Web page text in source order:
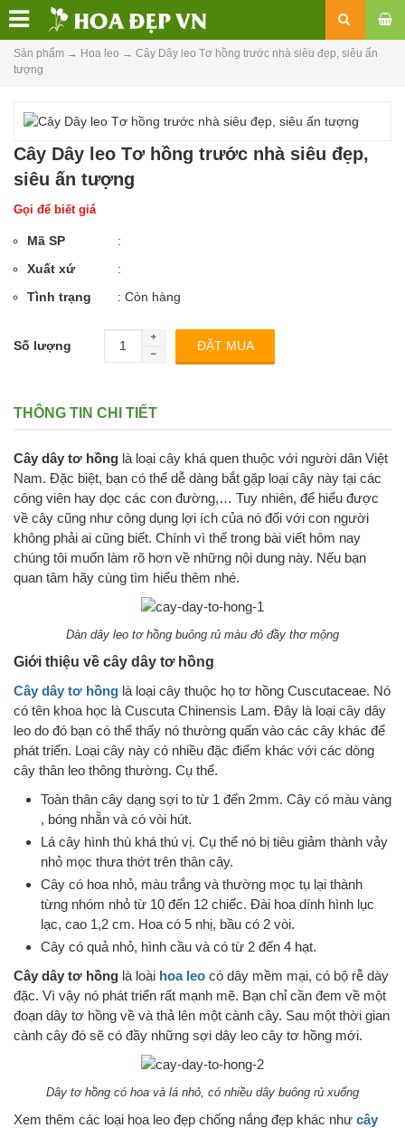
Sản phẩm → Hoa leo → Cây Dây leo Tơ hồng trước nhà siêu đẹp, siêu ấn
tượng
Cây Dây leo Tơ hồng trước nhà siêu đẹp,
siêu ấn tượng
Gọi để biết giá
Mã SP
:
Xuất xứ
:
Tình trạng
: Còn hàng
Số lượng
THÔNG TIN CHI TIẾT
Cây dây tơ hồng là loại cây khá quen thuộc với người dân Việt
Nam. Đặc biệt, bạn có thể dễ dàng bắt gặp loại cây này tại các
công viên hay dọc các con đường,… Tuy nhiên, để hiểu được
về cây cũng như công dụng lợi ích của nó đối với con người
không phải ai cũng biết. Chính vì thế trong bài viết hôm nay
chúng tôi muốn làm rõ hơn về những nội dung này. Nếu bạn
quan tâm hãy cùng tìm hiểu thêm nhé.
Dàn dây leo tơ hồng buông rủ màu đỏ đầy thơ mộng
Giới thiệu về cây dây tơ hồng
Cây dây tơ hồng là loại cây thuộc họ tơ hồng Cuscutaceae. Nó
có tên khoa học là Cuscuta Chinensis Lam. Đây là loại cây dây
leo do đó bạn có thể thấy nó thường quấn vào các cây khác để
phát triển. Loại cây này có nhiều đặc điểm khác với các dòng
cây thân leo thông thường. Cụ thể.
Toàn thân cây dạng sợi to từ 1 đến 2mm. Cây có màu vàng
, bóng nhẵn và có vòi hút.
Lá cây hình thù khá thú vị. Cụ thể nó bị tiêu giảm thành vảy
nhỏ mọc thưa thớt trên thân cây.
Cây có hoa nhỏ, màu trắng và thường mọc tụ lại thành
từng nhóm nhỏ từ 10 đến 12 chiếc. Đài hoa dính hình lục
lạc, cao 1,2 cm. Hoa có 5 nhị, bầu có 2 vòi.
Cây có quả nhỏ, hình cầu và có từ 2 đến 4 hạt.
Cây dây tơ hồng là loài hoa leo có dây mềm mại, có bộ rễ dày
đặc. Vì vậy nó phát triển rất mạnh mẽ. Bạn chỉ cần đem về một
đoạn dây tơ hồng về và thả lên một cành cây. Sau một thời gian
cành cây đó sẽ có đầy những sợi dây leo cây tơ hồng mới.
Dây tơ hồng có hoa và lá nhỏ, có nhiều dây buông rủ xuống
Xem thêm các loại hoa leo đẹp chống nắng đẹp khác như cây